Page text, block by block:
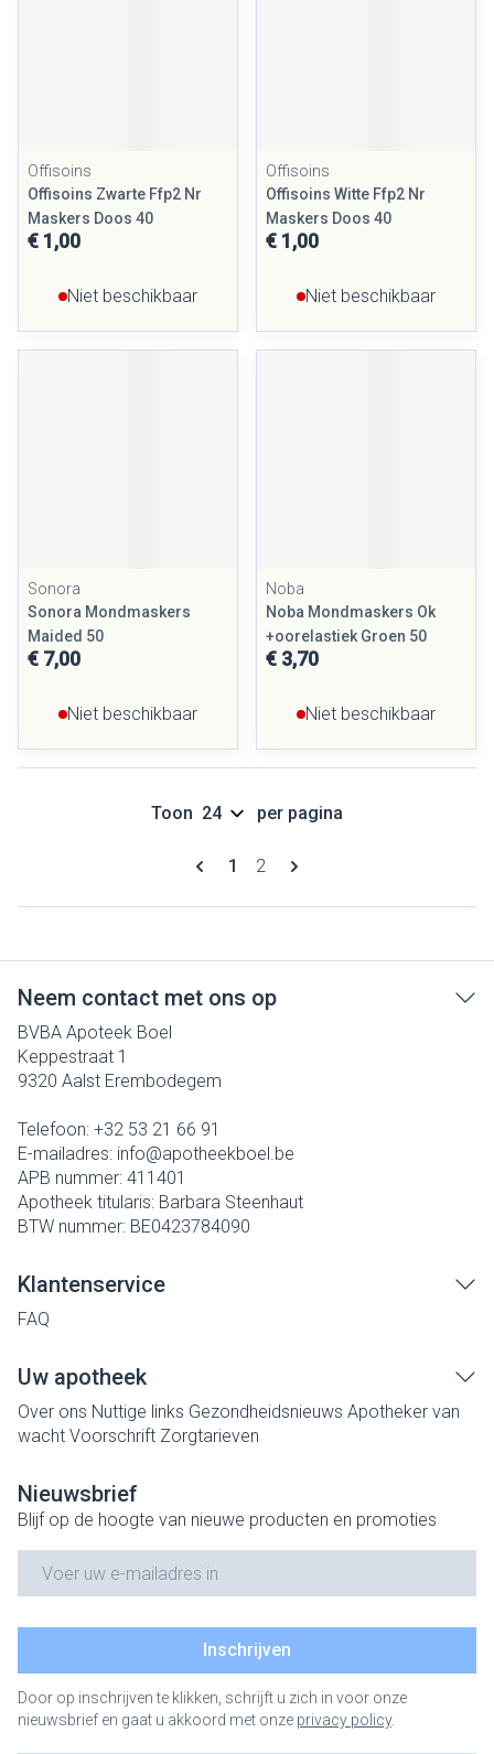
Offisoins
Offisoins Zwarte Ffp2 Nr
Maskers Doos 40
€ 1,00
Niet beschikbaar
Offisoins
Offisoins Witte Ffp2 Nr
Maskers Doos 40
€ 1,00
Niet beschikbaar
Sonora
Sonora Mondmaskers
Maided 50
€ 7,00
Niet beschikbaar
Noba
Noba Mondmaskers Ok
+oorelastiek Groen 50
€ 3,70
Niet beschikbaar
Pagina's
U lees momenteel pagina
1 Pagina
2
Toon per pagina
Neem contact met ons op
BVBA Apoteek Boel
Keppestraat 1
9320 Aalst Erembodegem
Telefoon: +32 53 21 66 91
E-mailadres: info@apotheekboel.be
APB nummer: 411401
Apotheek titularis: Barbara Steenhaut
BTW nummer: BE0423784090
Klantenservice
FAQ
Uw apotheek
Over ons Nuttige links Gezondheidsnieuws Apotheker van
wacht Voorschrift Zorgtarieven
Nieuwsbrief
Blijf op de hoogte van nieuwe producten en promoties
Inschrijven
Door op inschrijven te klikken, schrijft u zich in voor onze
nieuwsbrief en gaat u akkoord met onze privacy policy.